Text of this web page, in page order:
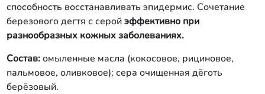
способность восстанавливать эпидермис. Сочетание
березового дегтя с серойэффективно при
разнообразных кожных заболеваниях.
Состав:омыленные масла (кокосовое, рициновое,
пальмовое, оливковое); сера очищенная дёготь
берёзовый.